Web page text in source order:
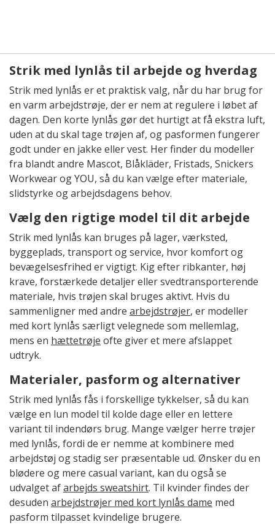
Strik med lynlås til arbejde og hverdag
Strik med lynlås er et praktisk valg, når du har brug for
en varm arbejdstrøje, der er nem at regulere i løbet af
dagen. Den korte lynlås gør det hurtigt at få ekstra luft,
uden at du skal tage trøjen af, og pasformen fungerer
godt under en jakke eller vest. Her finder du modeller
fra blandt andre Mascot, Blåkläder, Fristads, Snickers
Workwear og YOU, så du kan vælge efter materiale,
slidstyrke og arbejdsdagens behov.
Vælg den rigtige model til dit arbejde
Strik med lynlås kan bruges på lager, værksted,
byggeplads, transport og service, hvor komfort og
bevægelsesfrihed er vigtigt. Kig efter ribkanter, høj
krave, forstærkede detaljer eller svedtransporterende
materiale, hvis trøjen skal bruges aktivt. Hvis du
sammenligner med andre arbejdstrøjer, er modeller
med kort lynlås særligt velegnede som mellemlag,
mens en hættetrøje ofte giver et mere afslappet
udtryk.
Materialer, pasform og alternativer
Strik med lynlås fås i forskellige tykkelser, så du kan
vælge en lun model til kolde dage eller en lettere
variant til indendørs brug. Mange vælger herre trøjer
med lynlås, fordi de er nemme at kombinere med
arbejdstøj og stadig ser præsentable ud. Ønsker du en
blødere og mere casual variant, kan du også se
udvalget afarbejds sweatshirt. Til kvinder findes der
desuden arbejdstrøjer med kort lynlås dame med
pasform tilpasset kvindelige brugere.